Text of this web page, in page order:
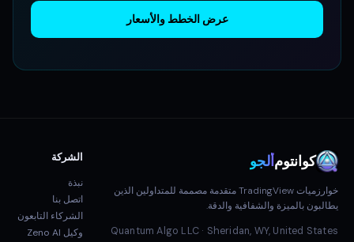
عرض الخطط والأسعار
كوانتومألجو
خوارزميات TradingView متقدمة مصممة للمتداولين الذين
يطالبون بالميزة والشفافية والدقة.
Quantum Algo LLC · Sheridan, WY, United States
الشركة
نبذة
اتصل بنا
الشركاء التابعون
وكيل Zeno AI